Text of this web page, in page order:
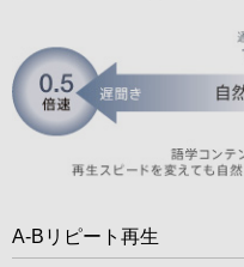
A-Bリピート再生